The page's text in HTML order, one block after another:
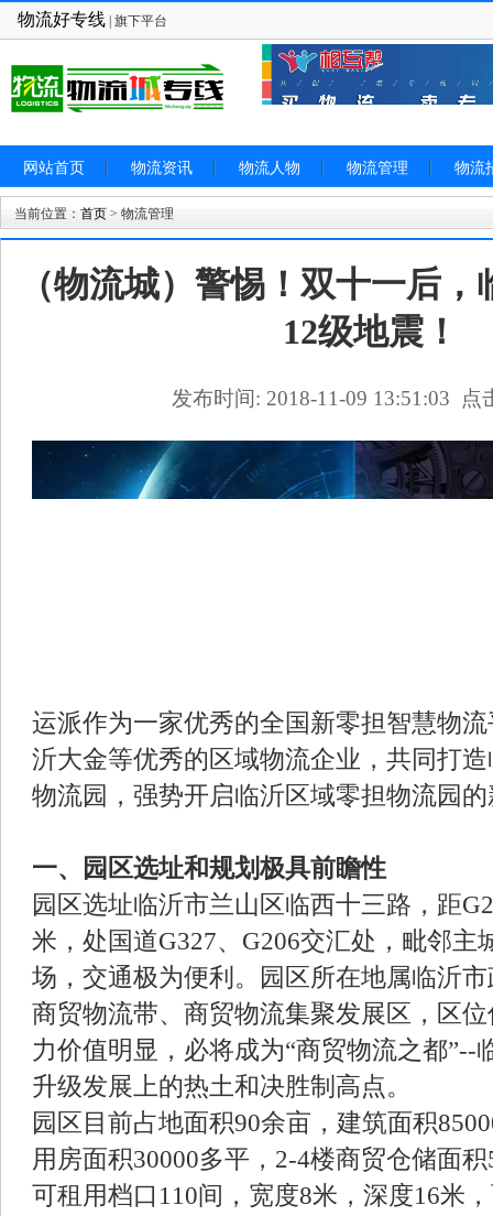
物流好专线 | 旗下平台
网站首页 物流资讯 物流人物 物流管理 物流
当前位置： 首页 > 物流管理
（物流城）警惕！双十一后
12级地震！
发布时间: 2018-11-09 13:51:03 点
运派作为一家优秀的全国新零担智慧物
沂大金等优秀的区域物流企业，共同打
物流园，强势开启临沂区域零担物流园
一、园区选址和规划极具前瞻性
园区选址临沂市兰山区临西十三路，距
米，处国道G327、G206交汇处，毗邻主
场，交通极为便利。园区所在地属临沂
商贸物流带、商贸物流集聚发展区，区
力价值明显，必将成为“商贸物流之都”--
升级发展上的热土和决胜制高点。
园区目前占地面积90余亩，建筑面积
用房面积30000多平，2-4楼商贸仓储面
可租用档口110间，宽度8米，深度16米